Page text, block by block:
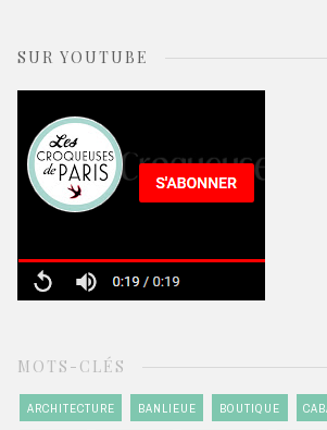
SUR YOUTUBE
MOTS-CLÉS
ARCHITECTURE BANLIEUE BOUTIQUE